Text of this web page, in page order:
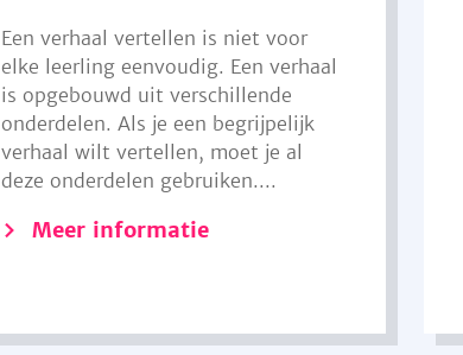
Een verhaal vertellen is niet voor
elke leerling eenvoudig. Een verhaal
is opgebouwd uit verschillende
onderdelen. Als je een begrijpelijk
verhaal wilt vertellen, moet je al
deze onderdelen gebruiken....
Meer informatie